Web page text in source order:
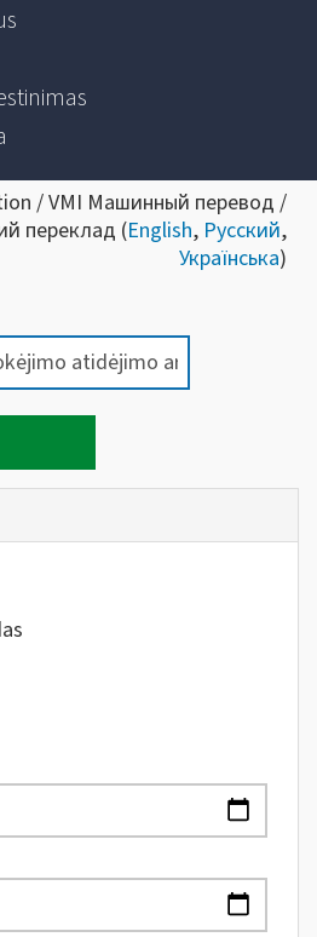
/ VMI Машинный перевод /
переклад (English, Русский,
Українська)